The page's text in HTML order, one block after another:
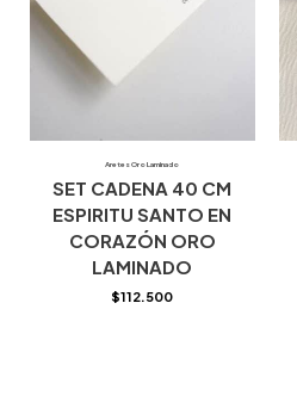
Aretes Oro Laminado
SET CADENA 40 CM
ESPIRITU SANTO EN
CORAZÓN ORO
LAMINADO
$112.500